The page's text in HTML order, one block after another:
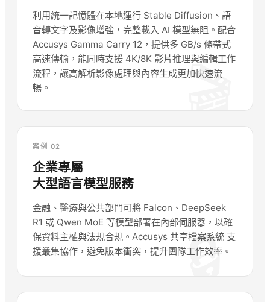
利用統一記憶體在本地運行 Stable Diffusion、語
音轉文字及影像增強，完整載入 AI 模型無阻。配合
Accusys Gamma Carry 12，提供多 GB/s 條帶式
高速傳輸，能同時支援 4K/8K 影片推理與編輯工作
流程，讓高解析影像處理與內容生成更加快速流
暢。
🎬
案例 02
企業專屬
大型語言模型服務
金融、醫療與公共部門可將 Falcon、DeepSeek
R1 或 Qwen MoE 等模型部署在內部伺服器，以確
保資料主權與法規合規。Accusys 共享檔案系統 支
援叢集協作，避免版本衝突，提升團隊工作效率。
🔒